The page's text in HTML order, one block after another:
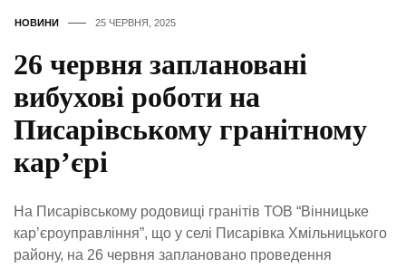
НОВИНИ 25 ЧЕРВНЯ, 2025
26 червня заплановані
вибухові роботи на
Писарівському гранітному
кар’єрі
На Писарівському родовищі гранітів ТОВ “Вінницьке
кар’єроуправління”, що у селі Писарівка Хмільницького
району, на 26 червня заплановано проведення